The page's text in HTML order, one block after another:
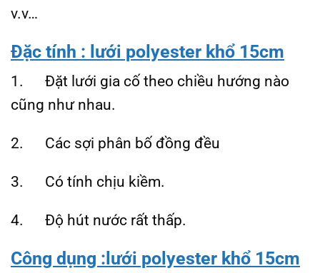
v.v…
Đặc tính : lưới polyester khổ 15cm
1. Đặt lưới gia cố theo chiều hướng nào
cũng như nhau.
2. Các sợi phân bố đồng đều
3. Có tính chịu kiềm.
4. Độ hút nước rất thấp.
Công dụng :lưới polyester khổ 15cm